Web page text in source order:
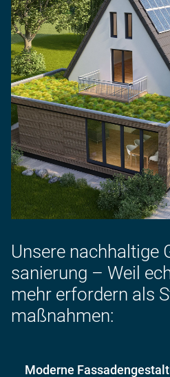
Unsere nach­haltige
sanierung – Weil
mehr erfordern als
maßnahmen:
Mo­derne